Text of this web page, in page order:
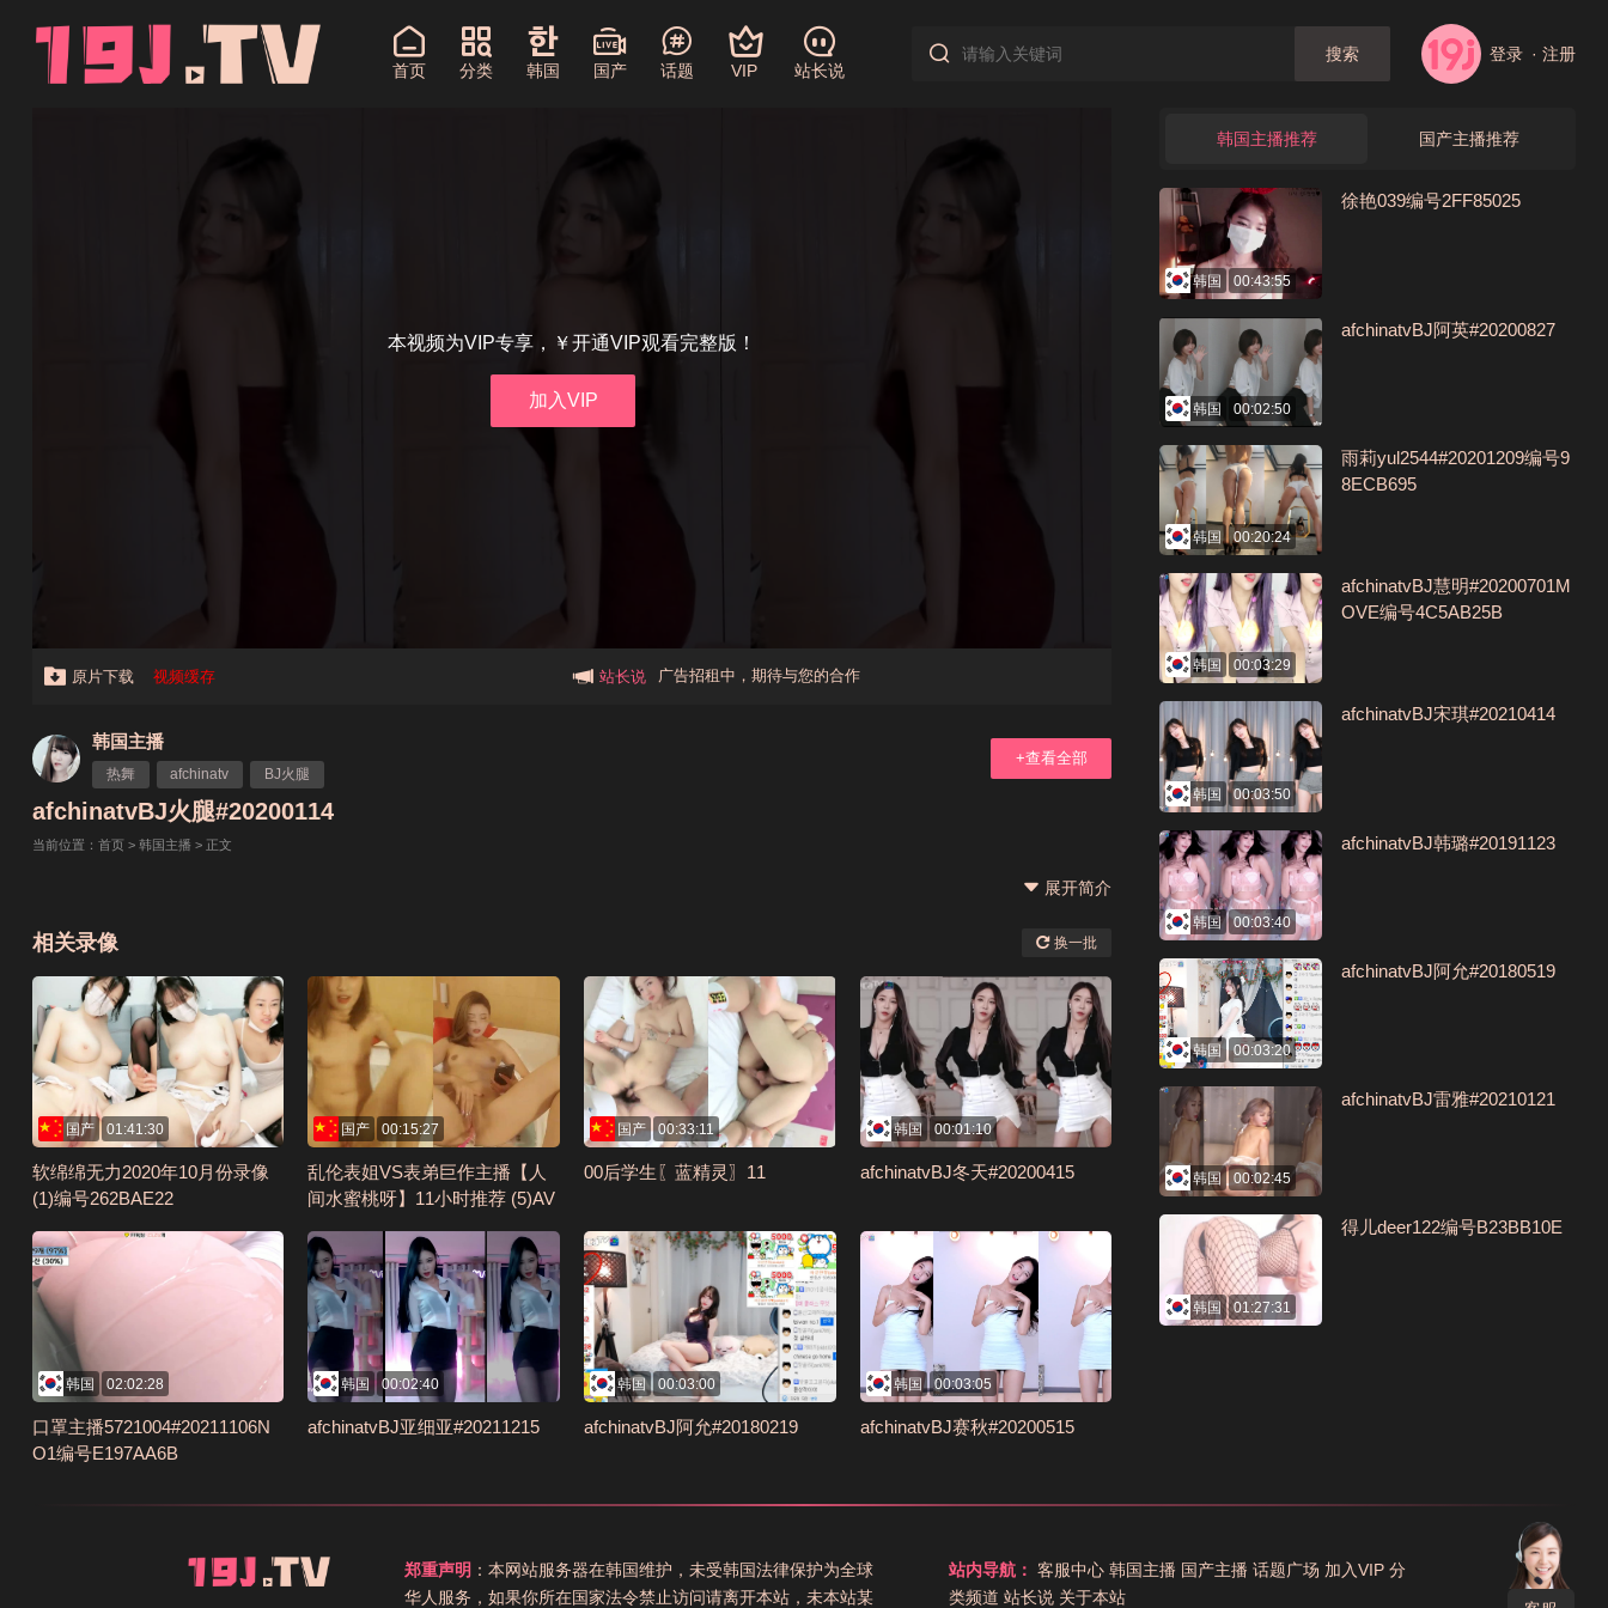
首页 分类 韩国 国产 话题 VIP 站长说
搜索 登录 · 注册
本视频为VIP专享，￥开通VIP观看完整版！
加入VIP
原片下载 视频缓存 站长说 广告招租中，期待与您的合作
韩国主播
热舞 afchinatv BJ火腿
+查看全部
afchinatvBJ火腿#20200114
当前位置： 首页 > 韩国主播 > 正文
展开简介
相关录像 换一批
国产 01:41:30
软绵绵无力2020年10月份录像
(1)编号262BAE22
国产 00:15:27
乱伦表姐VS表弟巨作主播【人
间水蜜桃呀】11小时推荐 (5)AV
国产 00:33:11
00后学生〖蓝精灵〗11
韩国 00:01:10
afchinatvBJ冬天#20200415
韩国 02:02:28
口罩主播5721004#20211106N
O1编号E197AA6B
韩国 00:02:40
afchinatvBJ亚细亚#20211215
韩国 00:03:00
afchinatvBJ阿允#20180219
韩国 00:03:05
afchinatvBJ赛秋#20200515
韩国主播推荐 国产主播推荐
韩国 00:43:55
徐艳039编号2FF85025
韩国 00:02:50
afchinatvBJ阿英#20200827
韩国 00:20:24
雨莉yul2544#20201209编号9
8ECB695
韩国 00:03:29
afchinatvBJ慧明#20200701M
OVE编号4C5AB25B
韩国 00:03:50
afchinatvBJ宋琪#20210414
韩国 00:03:40
afchinatvBJ韩璐#20191123
韩国 00:03:20
afchinatvBJ阿允#20180519
韩国 00:02:45
afchinatvBJ雷雅#20210121
韩国 01:27:31
得儿deer122编号B23BB10E
郑重声明 ：本网站服务器在韩国维护，未受韩国法律保护为全球
华人服务，如果你所在国家法令禁止访问请离开本站，未本站某
站内导航： 客服中心 韩国主播 国产主播 话题广场 加入VIP 分
类频道 站长说 关于本站